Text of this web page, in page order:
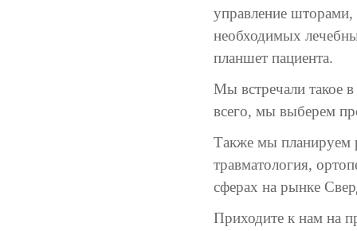
управление
необходимых
планшет пациента.
Мы встречали такое
всего, мы выберем
Также мы планируем
травматология,
сферах на рынке
Приходите к нам на